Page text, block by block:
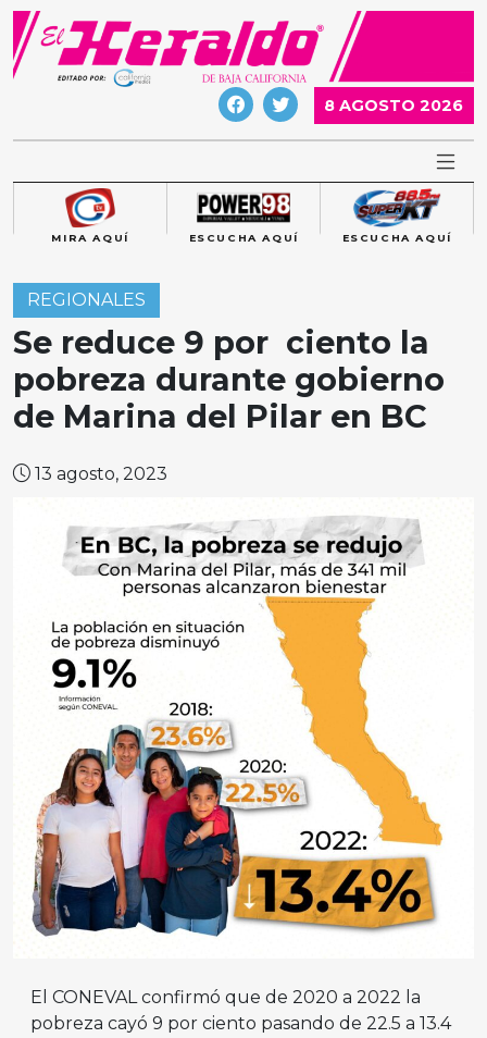
Skip
content
8 AGOSTO 2026
MIRA AQUÍ ESCUCHA AQUÍ ESCUCHA AQUÍ
REGIONALES
Se reduce 9 por ciento la
pobreza durante gobierno
de Marina del Pilar en BC
13 agosto, 2023
El CONEVAL confirmó que de 2020 a 2022 la
pobreza cayó 9 por ciento pasando de 22.5 a 13.4